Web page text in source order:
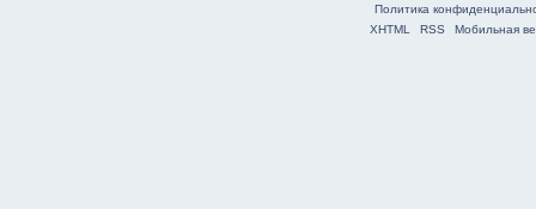
Политика
XHTML
RSS Мобильная